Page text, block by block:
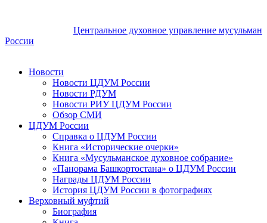
Центральное духовное управление мусульман
России
Новости
Новости ЦДУМ России
Новости РДУМ
Новости РИУ ЦДУМ России
Обзор СМИ
ЦДУМ России
Справка о ЦДУМ России
Книга «Исторические очерки»
Книга «Мусульманское духовное собрание»
«Панорама Башкортостана» о ЦДУМ России
Награды ЦДУМ России
История ЦДУМ России в фотографиях
Верховный муфтий
Биография